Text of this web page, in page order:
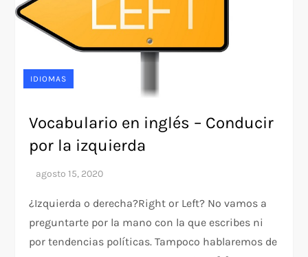
IDIOMAS
Vocabulario en inglés – Conducir
por la izquierda
¿Izquierda o derecha?Right or Left? No vamos a
preguntarte por la mano con la que escribes ni
por tendencias políticas. Tampoco hablaremos de